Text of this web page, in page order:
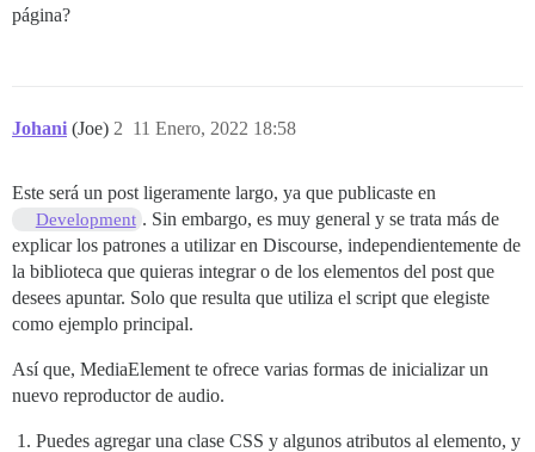
página?
Johani (Joe) 11 Enero, 2022 18:58
2
Este será un post ligeramente largo, ya que publicaste en
Development . Sin embargo, es muy general y se trata más de
explicar los patrones a utilizar en Discourse, independientemente de
la biblioteca que quieras integrar o de los elementos del post que
desees apuntar. Solo que resulta que utiliza el script que elegiste
como ejemplo principal.
Así que, MediaElement te ofrece varias formas de inicializar un
nuevo reproductor de audio.
Puedes agregar una clase CSS y algunos atributos al elemento, y